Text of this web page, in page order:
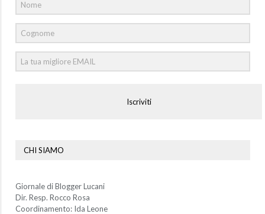
Iscriviti
CHI SIAMO
Giornale di Blogger Lucani
Dir. Resp. Rocco Rosa
Coordinamento: Ida Leone